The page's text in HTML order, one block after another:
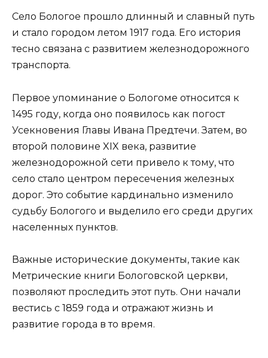
Село Бологое прошло длинный и славный путь
и стало городом летом 1917 года. Его история
тесно связана с развитием железнодорожного
транспорта.
Первое упоминание о Бологоме относится к
1495 году, когда оно появилось как погост
Усекновения Главы Ивана Предтечи. Затем, во
второй половине XIX века, развитие
железнодорожной сети привело к тому, что
село стало центром пересечения железных
дорог. Это событие кардинально изменило
судьбу Бологого и выделило его среди других
населенных пунктов.
Важные исторические документы, такие как
Метрические книги Бологовской церкви,
позволяют проследить этот путь. Они начали
вестись с 1859 года и отражают жизнь и
развитие города в то время.